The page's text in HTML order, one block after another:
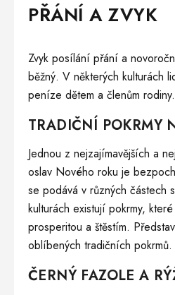
PŘÁNÍ A ZVYK
Zvyk posílání přání a
běžný. V některých kulturách
peníze dětem a členům rodiny.
TRADIČNÍ POKRMY
Jednou z nejzajímavějších a
oslav Nového roku je
se podává v různých částech
kulturách existují pokrmy,
prosperitou a štěstím.
oblíbených tradičních pokrmů.
ČERNÝ FAZOLE A